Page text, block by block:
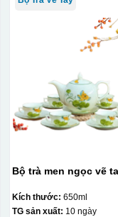
Hộp diêm quai
Bộ trà men ngọc vẽ
Kích thước: 650ml
TG sản xuất: 10 ngày